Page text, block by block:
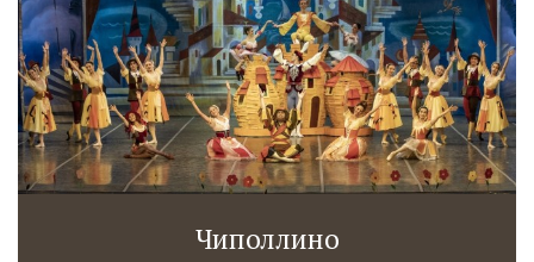
Чиполлино